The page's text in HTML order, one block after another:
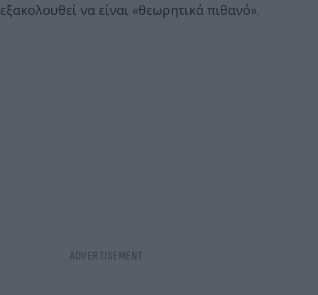
εξακολουθεί να είναι «θεωρητικά πιθανό».